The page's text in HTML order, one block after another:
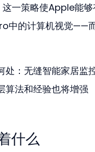
这一策略使Apple能
中的计算机视觉——
：无缝智能家居监
法和经验也将增强
什么